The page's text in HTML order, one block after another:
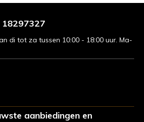
18297327
di tot za tussen 10:00 - 18:00 uur. Ma-
aanbiedingen en